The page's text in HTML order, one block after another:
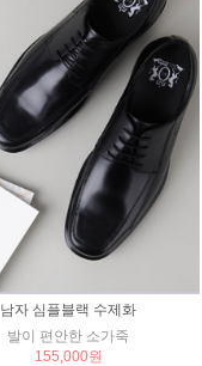
남자 심플블랙 수제화
발이 편안한 소가죽
155,000원